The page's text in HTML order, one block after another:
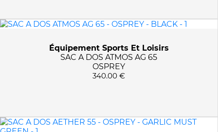
Équipement Sports Et Loisirs
SAC A DOS ATMOS AG 65
OSPREY
340.00 €